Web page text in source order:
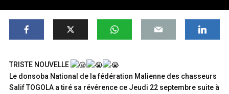
TRISTE NOUVELLE
Le donsoba National de la fédération Malienne des chasseurs
Salif TOGOLA a tiré sa révérence ce Jeudi 22 septembre suite à